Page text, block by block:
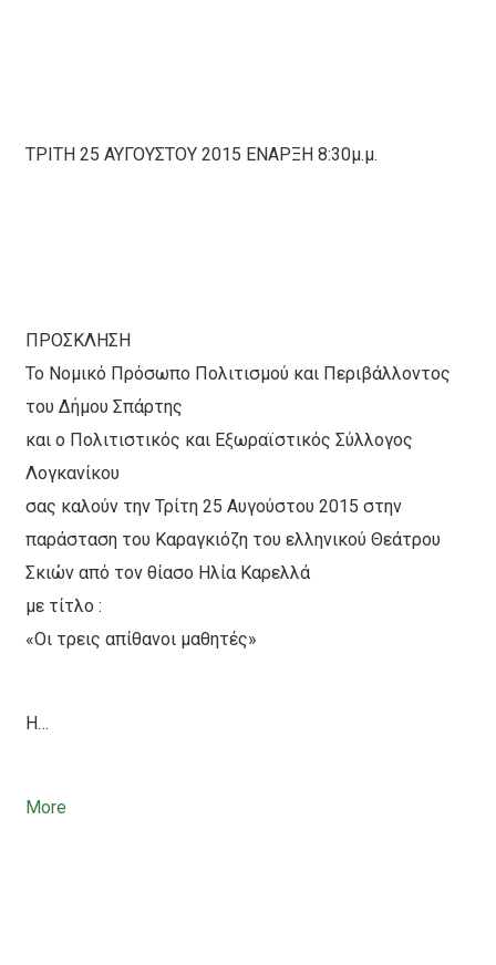
ΤΡΙΤΗ 25 ΑΥΓΟΥΣΤΟΥ 2015 ΕΝΑΡΞΗ 8:30μ.μ.
ΠΡΟΣΚΛΗΣΗ
Το Νομικό Πρόσωπο Πολιτισμού και Περιβάλλοντος
του Δήμου Σπάρτης
και ο Πολιτιστικός και Εξωραϊστικός Σύλλογος
Λογκανίκου
σας καλούν την Τρίτη 25 Αυγούστου 2015 στην
παράσταση του Καραγκιόζη του ελληνικού Θεάτρου
Σκιών από τον θίασο Ηλία Καρελλά
με τίτλο :
«Οι τρεις απίθανοι μαθητές»
Η…
More